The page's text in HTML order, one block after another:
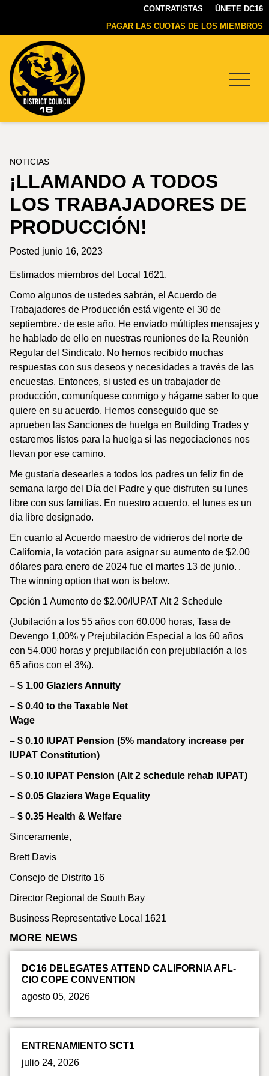
CONTRATISTAS
ÚNETE DC16
PAGAR LAS CUOTAS DE LOS MIEMBROS
NOTICIAS
¡LLAMANDO A TODOS
LOS TRABAJADORES DE
PRODUCCIÓN!
Posted junio 16, 2023
Estimados miembros del Local 1621,
Como algunos de ustedes sabrán, el Acuerdo de
Trabajadores de Producción está vigente el 30 de
septiembre.. de este año. He enviado múltiples mensajes y
he hablado de ello en nuestras reuniones de la Reunión
Regular del Sindicato. No hemos recibido muchas
respuestas con sus deseos y necesidades a través de las
encuestas. Entonces, si usted es un trabajador de
producción, comuníquese conmigo y hágame saber lo que
quiere en su acuerdo. Hemos conseguido que se
aprueben las Sanciones de huelga en Building Trades y
estaremos listos para la huelga si las negociaciones nos
llevan por ese camino.
Me gustaría desearles a todos los padres un feliz fin de
semana largo del Día del Padre y que disfruten su lunes
libre con sus familias. En nuestro acuerdo, el lunes es un
día libre designado.
En cuanto al Acuerdo maestro de vidrieros del norte de
California, la votación para asignar su aumento de $2.00
dólares para enero de 2024 fue el martes 13 de junio...
The winning option that won is below.
Opción 1 Aumento de $2.00/IUPAT Alt 2 Schedule
(Jubilación a los 55 años con 60.000 horas, Tasa de
Devengo 1,00% y Prejubilación Especial a los 60 años
con 54.000 horas y prejubilación con prejubilación a los
65 años con el 3%).
– $ 1.00 Glaziers Annuity
– $ 0.40 to the Taxable Net
Wage
– $ 0.10 IUPAT Pension (5% mandatory increase per
IUPAT Constitution)
– $ 0.10 IUPAT Pension (Alt 2 schedule rehab IUPAT)
– $ 0.05 Glaziers Wage Equality
– $ 0.35 Health & Welfare
Sinceramente,
Brett Davis
Consejo de Distrito 16
Director Regional de South Bay
Business Representative Local 1621
MORE NEWS
DC16 DELEGATES ATTEND CALIFORNIA AFL-
CIO COPE CONVENTION
agosto 05, 2026
ENTRENAMIENTO SCT1
julio 24, 2026